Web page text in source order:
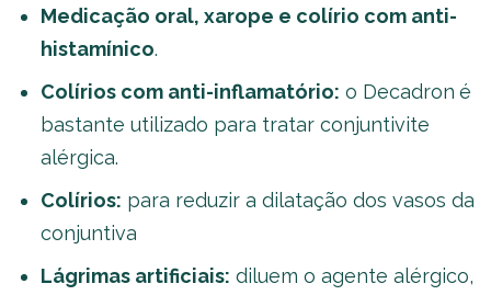
Medicação oral, xarope e colírio com anti-
histamínico.
Colírios com anti-inflamatório: o Decadron é
bastante utilizado para tratar conjuntivite
alérgica.
Colírios: para reduzir a dilatação dos vasos da
conjuntiva
Lágrimas artificiais: diluem o agente alérgico,